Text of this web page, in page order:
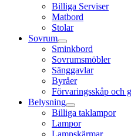
Billiga Serviser
Matbord
Stolar
Sovrum
Sminkbord
Sovrumsmöbler
Sänggavlar
Byråer
Förvaringsskåp och
Belysning
Billiga taklampor
Lampor
Lampskärmar